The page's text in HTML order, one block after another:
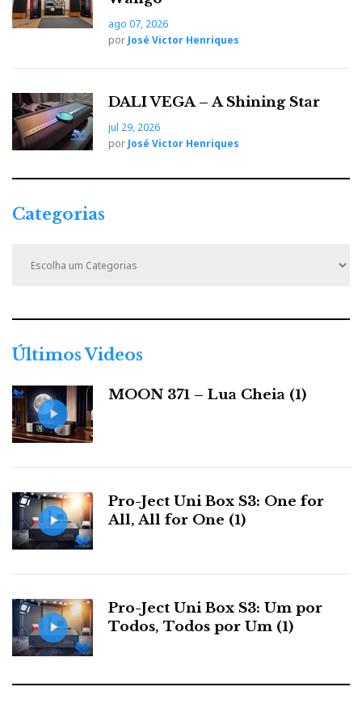
ago 07, 2026
por José Victor Henriques
DALI VEGA – A Shining Star
jul 29, 2026
por José Victor Henriques
Categorias
r
s
Últimos Videos
MOON 371 – Lua Cheia (1)
Pro-Ject Uni Box S3: One for
All, All for One (1)
Pro-Ject Uni Box S3: Um por
Todos, Todos por Um (1)